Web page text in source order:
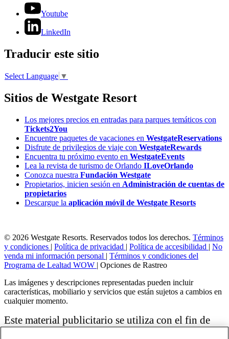
Youtube
LinkedIn
Traducir este sitio
Select Language ▼
Sitios de Westgate Resort
Los mejores precios en entradas para parques temáticos con
Tickets2You
Encuentre paquetes de vacaciones en WestgateReservations
Disfrute de privilegios de viaje con WestgateRewards
Encuentra tu próximo evento en WestgateEvents
Lea la revista de turismo de Orlando ILoveOrlando
Conozca nuestra Fundación Westgate
Propietarios, inicien sesión en Administración de cuentas de
propietarios
Descargue la aplicación móvil de Westgate Resorts
© 2026 Westgate Resorts. Reservados todos los derechos. Términos
y condiciones | Política de privacidad | Política de accesibilidad | No
venda mi información personal | Términos y condiciones del
Programa de Lealtad WOW | Opciones de Rastreo
Las imágenes y descripciones representadas pueden incluir
características, mobiliario y servicios que están sujetos a cambios en
cualquier momento.
Este material publicitario se utiliza con el fin de